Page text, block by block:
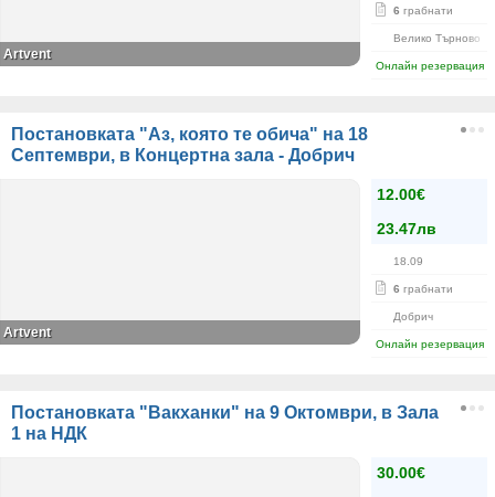
6 грабнати
Велико Търново
Онлайн резервация
Artvent
Постановката "Аз, която те обича" на 18
Септември, в Концертна зала - Добрич
12.00€
23.47лв
18.09
6 грабнати
Добрич
Онлайн резервация
Artvent
Постановката "Вакханки" на 9 Октомври, в Зала
1 на НДК
30.00€